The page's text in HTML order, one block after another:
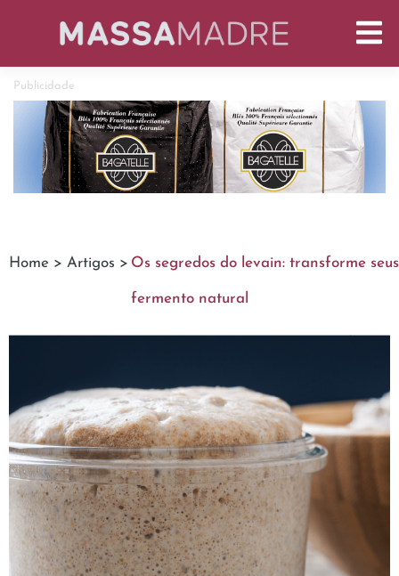
Publicidade
Home > Artigos > Os segredos do levain: transforme
fermento natural